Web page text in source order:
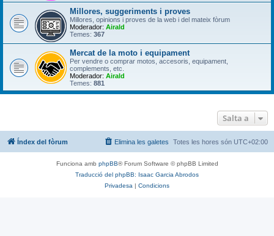
Millores, suggeriments i proves
Millores, opinions i proves de la web i del mateix fòrum
Moderador: Airald
Temes: 367
Mercat de la moto i equipament
Per vendre o comprar motos, accesoris, equipament,
complements, etc.
Moderador: Airald
Temes: 881
Salta a
Índex del fòrum Totes les hores són UTC+02:00
Elimina les galetes
Funciona amb phpBB® Forum Software © phpBB Limited
Traducció del phpBB: Isaac Garcia Abrodos
Privadesa | Condicions